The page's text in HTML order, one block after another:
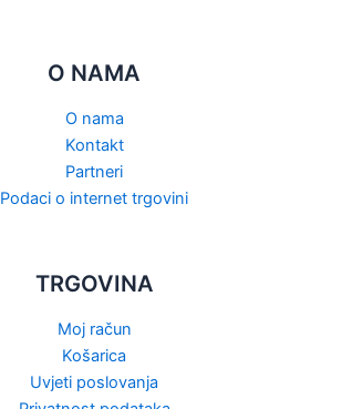
O NAMA
O nama
Kontakt
Partneri
Podaci o internet trgovini
TRGOVINA
Moj račun
Košarica
Uvjeti poslovanja